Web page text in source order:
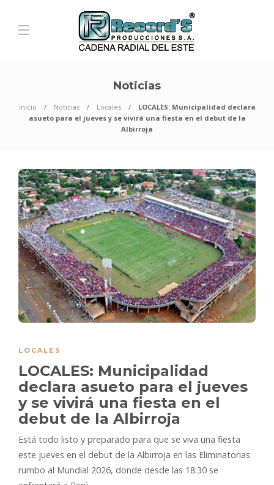
Noticias
Inicio Noticias Locales
LOCALES: Municipalidad declara
asueto para el jueves y se vivirá una fiesta en el debut de la
Albirroja
LOCALES
LOCALES: Municipalidad
declara asueto para el jueves
y se vivirá una fiesta en el
debut de la Albirroja
Está todo listo y preparado para que se viva una fiesta
este jueves en el debut de la Albirroja en las Eliminatorias
rumbo al Mundial 2026, donde desde las 18:30 se